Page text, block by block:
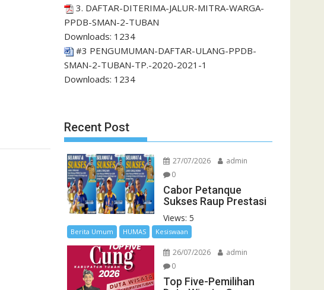
3. DAFTAR-DITERIMA-JALUR-MITRA-WARGA-
PPDB-SMAN-2-TUBAN
Downloads: 1234
#3 PENGUMUMAN-DAFTAR-ULANG-PPDB-
SMAN-2-TUBAN-TP.-2020-2021-1
Downloads: 1234
Recent Post
27/07/2026
admin
0
Cabor Petanque
Sukses Raup Prestasi
Views: 5
Berita Umum HUMAS Kesiswaan
26/07/2026
admin
0
Top Five-Pemilihan